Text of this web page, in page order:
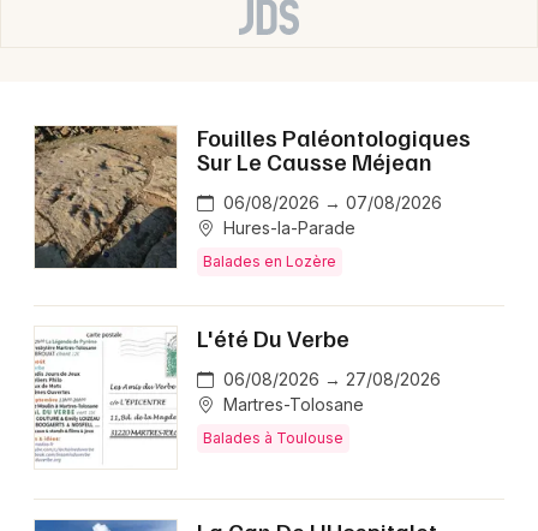
Fouilles Paléontologiques
Sur Le Causse Méjean
06/08/2026 → 07/08/2026
Hures-la-Parade
Balades en Lozère
L'été Du Verbe
06/08/2026 → 27/08/2026
Martres-Tolosane
Balades à Toulouse